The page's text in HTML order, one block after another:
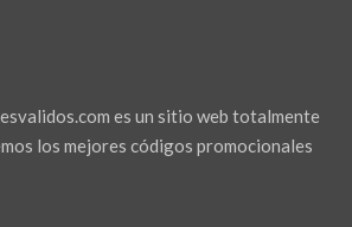
es un sitio web totalmente
los mejores códigos promocionales